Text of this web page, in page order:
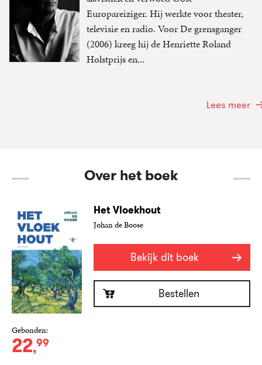
Europareiziger. Hij werkte voor theater,
televisie en radio. Voor De grensganger
(2006) kreeg hij de Henriette Roland
Holstprijs en...
Lees meer
Over het boek
Gebonden:
22,99
Het Vloekhout
Johan de Boose
Bekijk dit boek
Bestellen